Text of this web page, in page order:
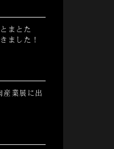
まとた
ました！
産業展に出